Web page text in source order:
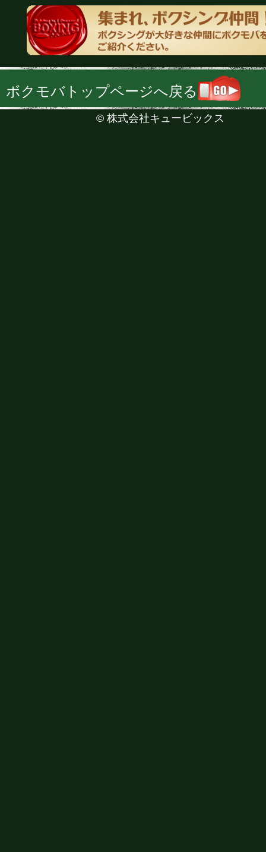
ボクモバトップページへ戻る
© 株式会社キュービックス